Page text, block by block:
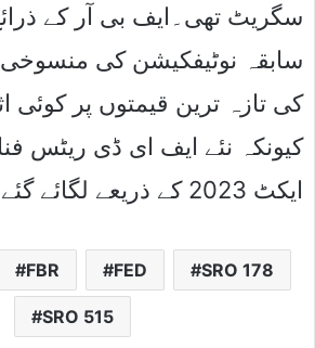
سگریٹ تھی۔ایف بی آر کے
سابقہ نوٹیفکیشن کی
کی تازہ ترین قیمتوں پر کوئی
کیونکہ نئے ایف ای ڈی ریٹس
ایکٹ 2023 کے ذریعے لگائے گئے تھے۔
FBR FED SRO 178
SRO 515